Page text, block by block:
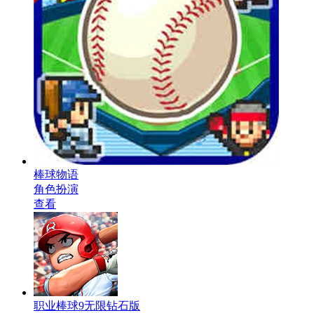
棒球物语
角色扮演
查看
职业棒球9无限钻石版